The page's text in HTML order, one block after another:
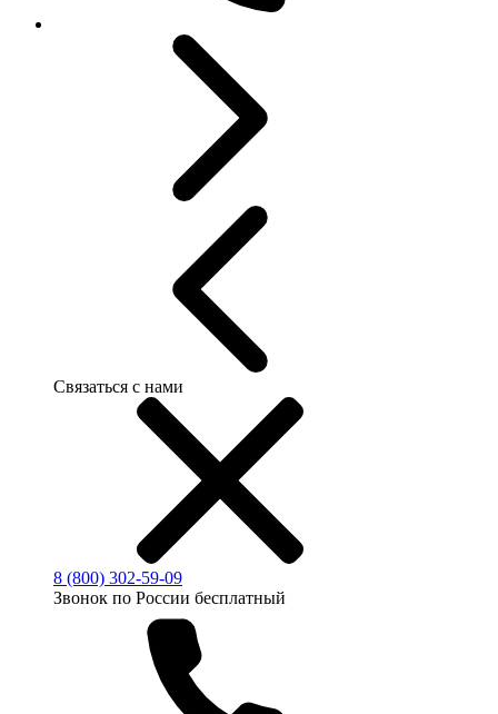
Связаться с нами
8 (800) 302-59-09
Звонок по России бесплатный